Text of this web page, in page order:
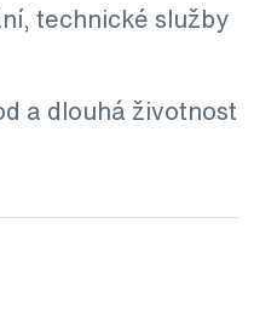
technické služby
a dlouhá životnost